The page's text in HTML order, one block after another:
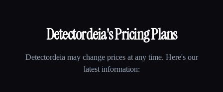
Detectordeia's Pricing Plans
Detectordeia may change prices at any time. Here's our
latest information: